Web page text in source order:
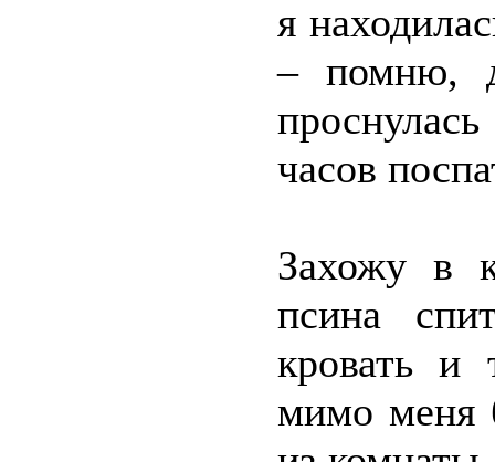
я
– помню,
часов
Захожу в
псина
кровать и
мимо меня